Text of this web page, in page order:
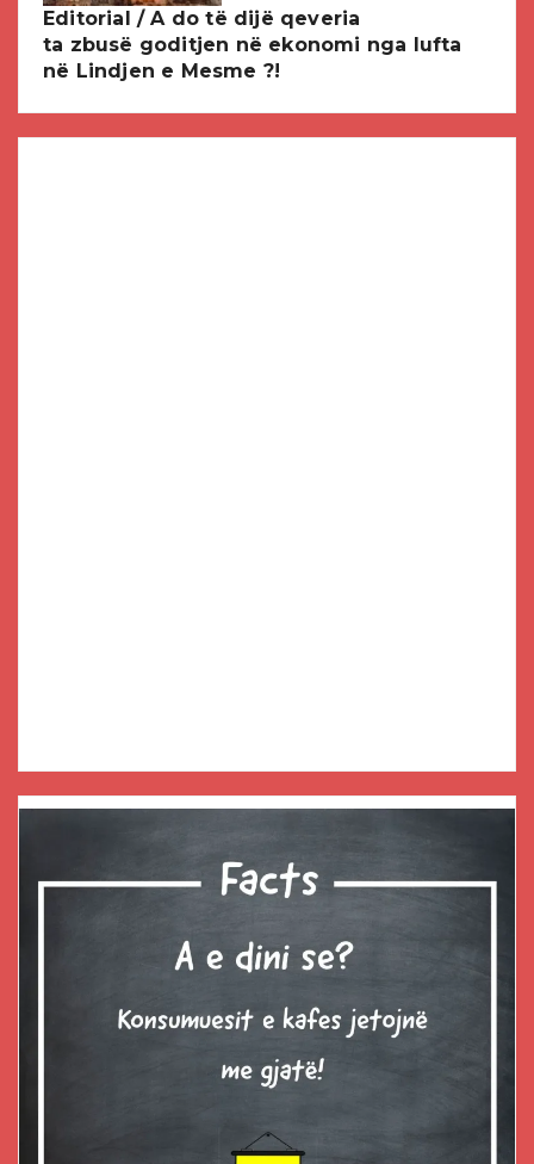
Editorial / A do të dijë qeveria
ta zbusë goditjen në ekonomi nga lufta
në Lindjen e Mesme ?!